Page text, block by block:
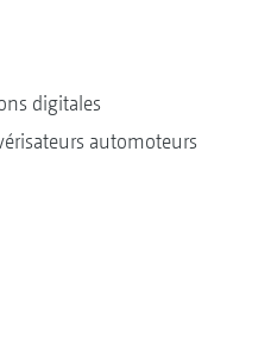
digitales
automoteurs